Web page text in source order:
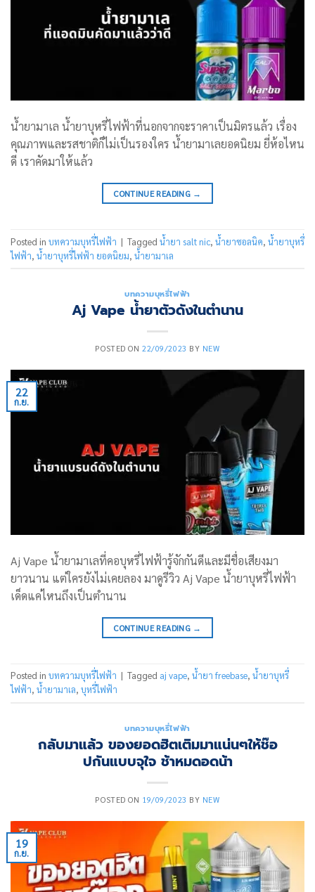
น้ำยามาเล น้ำยาบุหรี่ไฟฟ้าที่นอกจากจะราคาเป็นมิตรแล้ว เรื่อง
คุณภาพและรสชาติก็ไม่เป็นรองใคร น้ำยามาเลยอดนิยม ยี่ห้อไหน
ดี เราคัดมาให้แล้ว
CONTINUE READING →
Posted in บทความบุหรี่ไฟฟ้า | Tagged น้ำยา salt nic, น้ำยาซอลนิค, น้ำยาบุหรี่
ไฟฟ้า, น้ำยาบุหรี่ไฟฟ้า ยอดนิยม, น้ำยามาเล
บทความบุหรี่ไฟฟ้า
Aj Vape น้ำยาตัวดังในตำนาน
POSTED ON22/09/2023 BY NEW
22
ก.ย.
Aj Vape น้ำยามาเลที่คอบุหรี่ไฟฟ้ารู้จักกันดีและมีชื่อเสียงมา
ยาวนาน แต่ใครยังไม่เคยลอง มาดูรีวิว Aj Vape น้ำยาบุหรี่ไฟฟ้า
เด็ดแค่ไหนถึงเป็นตำนาน
CONTINUE READING →
Posted in บทความบุหรี่ไฟฟ้า | Tagged aj vape, น้ำยา freebase, น้ำยาบุหรี่
ไฟฟ้า, น้ำยามาเล, บุหรี่ไฟฟ้า
บทความบุหรี่ไฟฟ้า
กลับมาแล้ว ของยอดฮิตเติมมาแน่นๆให้ช๊อ
ปกันแบบจุใจ ช้าหมดอดน้า
POSTED ON 19/09/2023 BY NEW
19
ก.ย.